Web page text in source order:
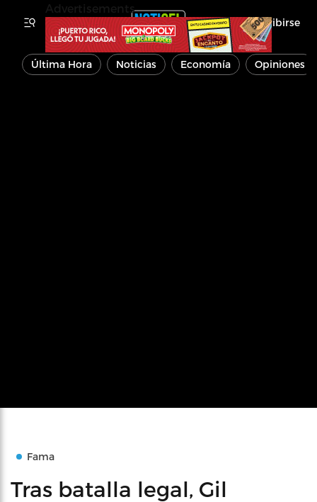
Inscribirse
Última Hora Noticias Economía Opiniones
Fama
Tras batalla legal, Gil
Advertisements